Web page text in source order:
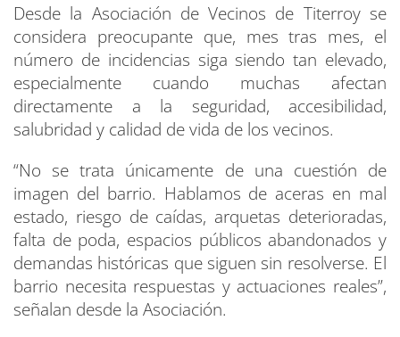
Desde la Asociación de Vecinos de Titerroy se
considera preocupante que, mes tras mes, el
número de incidencias siga siendo tan elevado,
especialmente cuando muchas afectan
directamente a la seguridad, accesibilidad,
salubridad y calidad de vida de los vecinos.
“No se trata únicamente de una cuestión de
imagen del barrio. Hablamos de aceras en mal
estado, riesgo de caídas, arquetas deterioradas,
falta de poda, espacios públicos abandonados y
demandas históricas que siguen sin resolverse. El
barrio necesita respuestas y actuaciones reales”,
señalan desde la Asociación.